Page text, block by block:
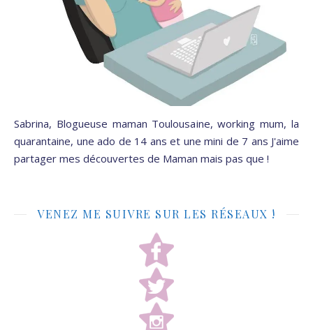
Sabrina, Blogueuse maman Toulousaine, working mum, la
quarantaine, une ado de 14 ans et une mini de 7 ans J'aime
partager mes découvertes de Maman mais pas que !
VENEZ ME SUIVRE SUR LES RÉSEAUX !